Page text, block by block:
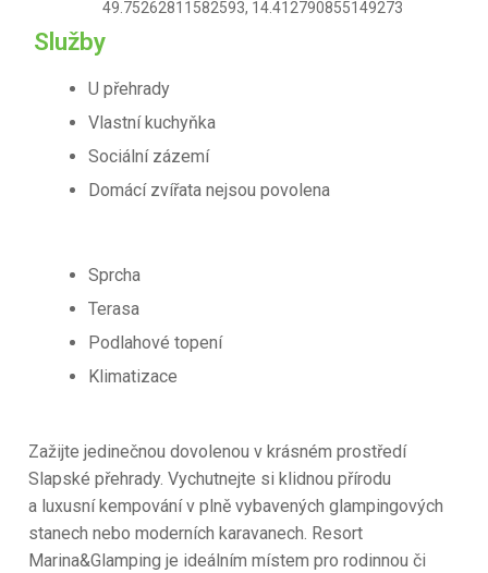
49.75262811582593, 14.412790855149273
Služby
U přehrady
Vlastní kuchyňka
Sociální zázemí
Domácí zvířata nejsou povolena
Sprcha
Terasa
Podlahové topení
Klimatizace
Zažijte jedinečnou dovolenou v krásném prostředí
Slapské přehrady. Vychutnejte si klidnou přírodu
a luxusní kempování v plně vybavených glampingových
stanech nebo moderních karavanech. Resort
Marina&Glamping je ideálním místem pro rodinnou či